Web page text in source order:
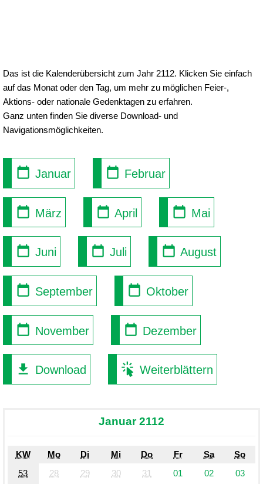
Das ist die Kalenderübersicht zum Jahr 2112. Klicken Sie einfach
auf das Monat oder den Tag, um mehr zu möglichen Feier-,
Aktions- oder nationale Gedenktagen zu erfahren.
Ganz unten finden Sie diverse Download- und
Navigationsmöglichkeiten.
Januar Februar
März April Mai
Juni Juli August
September Oktober
November Dezember
Download Weiterblättern
Januar 2112
KW Mo Di Mi Do Fr Sa
So
53
28 29 30 31 01 02
03